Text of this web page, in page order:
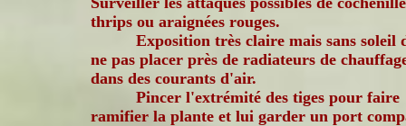
thrips ou araignées rouges.
Exposition très claire mais sans soleil
ne pas placer près de radiateurs de
dans des courants d'air.
Pincer l'extrémité des tiges pour faire
ramifier la plante et lui garder un port